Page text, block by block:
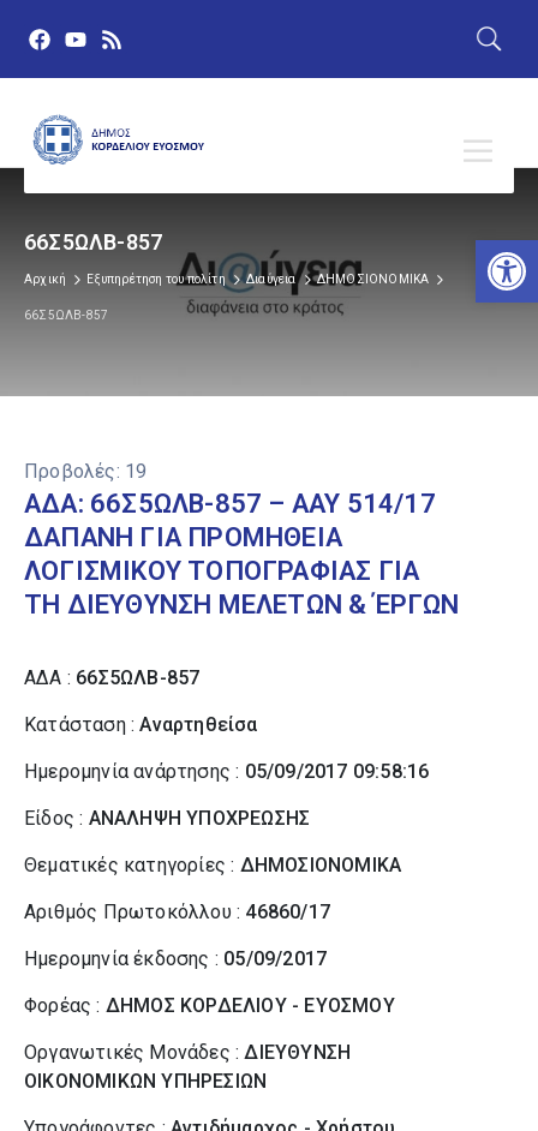
66Σ5ΩΛΒ-857
Αρχική Εξυπηρέτηση του πολίτη Διαύγεια ΔΗΜΟΣΙΟΝΟΜΙΚΑ
66Σ5ΩΛΒ-857
Προβολές: 19
ΑΔΑ: 66Σ5ΩΛΒ-857 – ΑΑΥ 514/17
ΔΑΠΑΝΗ ΓΙΑ ΠΡΟΜΗΘΕΙΑ
ΛΟΓΙΣΜΙΚΟΥ ΤΟΠΟΓΡΑΦΙΑΣ ΓΙΑ
ΤΗ ΔΙΕΥΘΥΝΣΗ ΜΕΛΕΤΩΝ & ΈΡΓΩΝ
ΑΔΑ : 66Σ5ΩΛΒ-857
Κατάσταση :Αναρτηθείσα
Ημερομηνία ανάρτησης : 05/09/2017 09:58:16
Είδος : ΑΝΑΛΗΨΗ ΥΠΟΧΡΕΩΣΗΣ
Θεματικές κατηγορίες : ΔΗΜΟΣΙΟΝΟΜΙΚΑ
Αριθμός Πρωτοκόλλου : 46860/17
Ημερομηνία έκδοσης : 05/09/2017
Φορέας : ΔΗΜΟΣ ΚΟΡΔΕΛΙΟΥ - ΕΥΟΣΜΟΥ
Οργανωτικές Μονάδες :ΔΙΕΥΘΥΝΣΗ
ΟΙΚΟΝΟΜΙΚΩΝ ΥΠΗΡΕΣΙΩΝ